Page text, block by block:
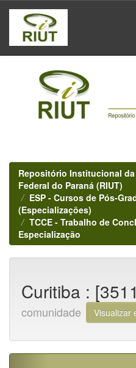
Skip
navigation
Repositório Institucional
Federal do Paraná (RIUT)
ESP - Cursos de Pós-
(Especializações)
TCCE - Trabalho de
Especialização
Curitiba :
comunidade
Visualizar